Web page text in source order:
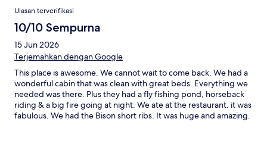
Ulasan terverifikasi
10/10 Sempurna
15 Jun 2026
Terjemahkan dengan Google
This place is awesome. We cannot wait to come back. We had a
wonderful cabin that was clean with great beds. Everything we
needed was there. Plus they had a fly fishing pond, horseback
riding & a big fire going at night. We ate at the restaurant. it was
fabulous. We had the Bison short ribs. It was huge and amazing.